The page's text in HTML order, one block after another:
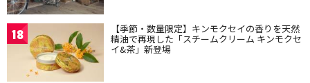
18 【季節・数量限定】キンモクセイの香りを天然
精油で再現した「スチームクリーム キンモクセ
イ&茶」新登場